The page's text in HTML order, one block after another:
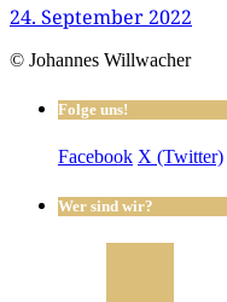
24. September 2022
© Johannes Willwacher
Folge uns!
Facebook X (Twitter)
Wer sind wir?